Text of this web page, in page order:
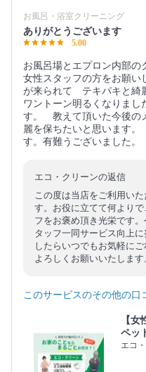
お風呂・浴室クリーニング
ありがとうございます
5.00
お風呂場とエプロン内部の
女性スタッフの方をお願い
が来られて テキパキと綺
ワントーン明るくなりま
す。 教えて頂いた今後の
麗を保ちたいと思います
す。有難うございました。
エコ・クリーンの返信
この度は当店をご利用い
す。お役に立てて何より
フをお褒め頂き光栄です
タッフ一同サービス向上
したらいつでもお気軽に
よろしくお願いいたします
このサービスのその他の口
【
ペッ
エコ